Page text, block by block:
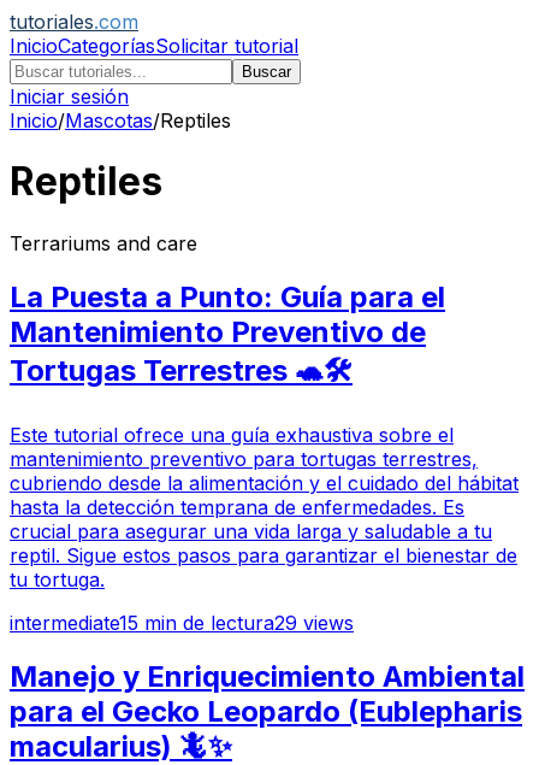
tutoriales.com
InicioCategoríasSolicitar tutorial
Buscar
Iniciar sesión
Inicio/Mascotas/Reptiles
Reptiles
Terrariums and care
La Puesta a Punto: Guía para el
Mantenimiento Preventivo de
Tortugas Terrestres 🐢🛠️
Este tutorial ofrece una guía exhaustiva sobre el
mantenimiento preventivo para tortugas terrestres,
cubriendo desde la alimentación y el cuidado del hábitat
hasta la detección temprana de enfermedades. Es
crucial para asegurar una vida larga y saludable a tu
reptil. Sigue estos pasos para garantizar el bienestar de
tu tortuga.
intermediate15 min de lectura29 views
Manejo y Enriquecimiento Ambiental
para el Gecko Leopardo (Eublepharis
macularius) 🦎✨